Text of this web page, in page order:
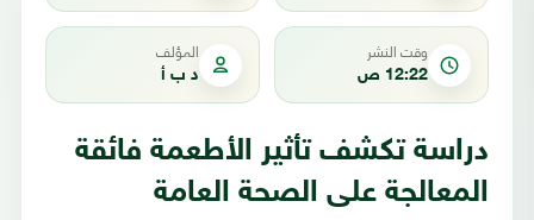
وقت النشر
12:22 ص
المؤلف
د ب أ
دراسة تكشف تأثير الأطعمة فائقة
المعالجة على الصحة العامة